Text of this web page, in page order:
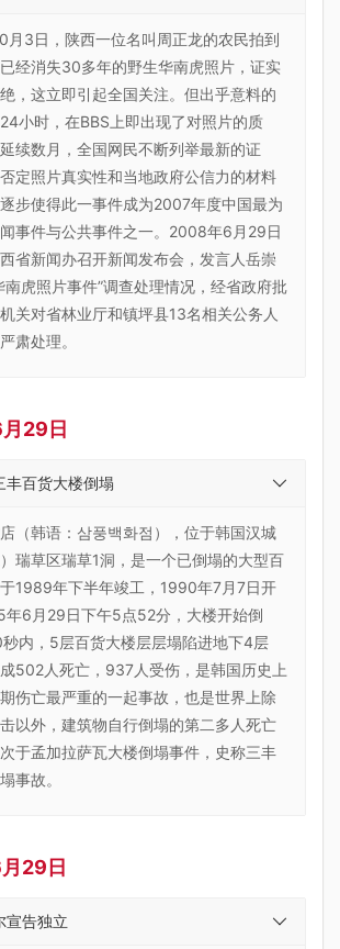
月3日，陕西一位名叫周正龙的农民拍到
经消失30多年的野生华南虎照片，证实
，这立即引起全国关注。但出乎意料的
小时，在BBS上即出现了对照片的质
续数月，全国网民不断列举最新的证
定照片真实性和当地政府公信力的材料
步使得此一事件成为2007年度中国最为
事件与公共事件之一。2008年6月29日
西省新闻办召开新闻发布会，发言人岳崇
南虎照片事件”调查处理情况，经省政府批
关对省林业厅和镇坪县13名相关公务人
肃处理。
29日
丰百货大楼倒塌
（韩语：삼풍백화점），位于韩国汉城
）瑞草区瑞草1洞，是一个已倒塌的大型百
1989年下半年竣工，1990年7月7日开
年6月29日下午5点52分，大楼开始倒
内，5层百货大楼层层塌陷进地下4层
502人死亡，937人受伤，是韩国历史上
伤亡最严重的一起事故，也是世界上除
以外，建筑物自行倒塌的第二多人死亡
于孟加拉萨瓦大楼倒塌事件，史称三丰
事故。
29日
宣告独立